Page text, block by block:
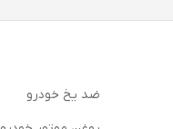
ضد یخ خودرو